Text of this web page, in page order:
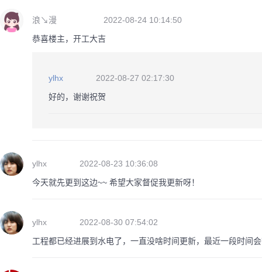
浪↘漫
2022-08-24 10:14:50
恭喜楼主，开工大吉
ylhx
2022-08-27 02:17:30
好的，谢谢祝贺
ylhx
2022-08-23 10:36:08
今天就先更到这边~~ 希望大家督促我更新呀！
ylhx
2022-08-30 07:54:02
工程都已经进展到水电了，一直没啥时间更新，最近一段时间